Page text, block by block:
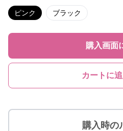
ピンク ブラック
購入画面
カートに
購入時の